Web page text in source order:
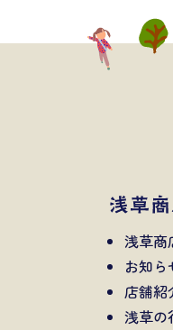
浅草商
お知ら
店舗紹
浅草の